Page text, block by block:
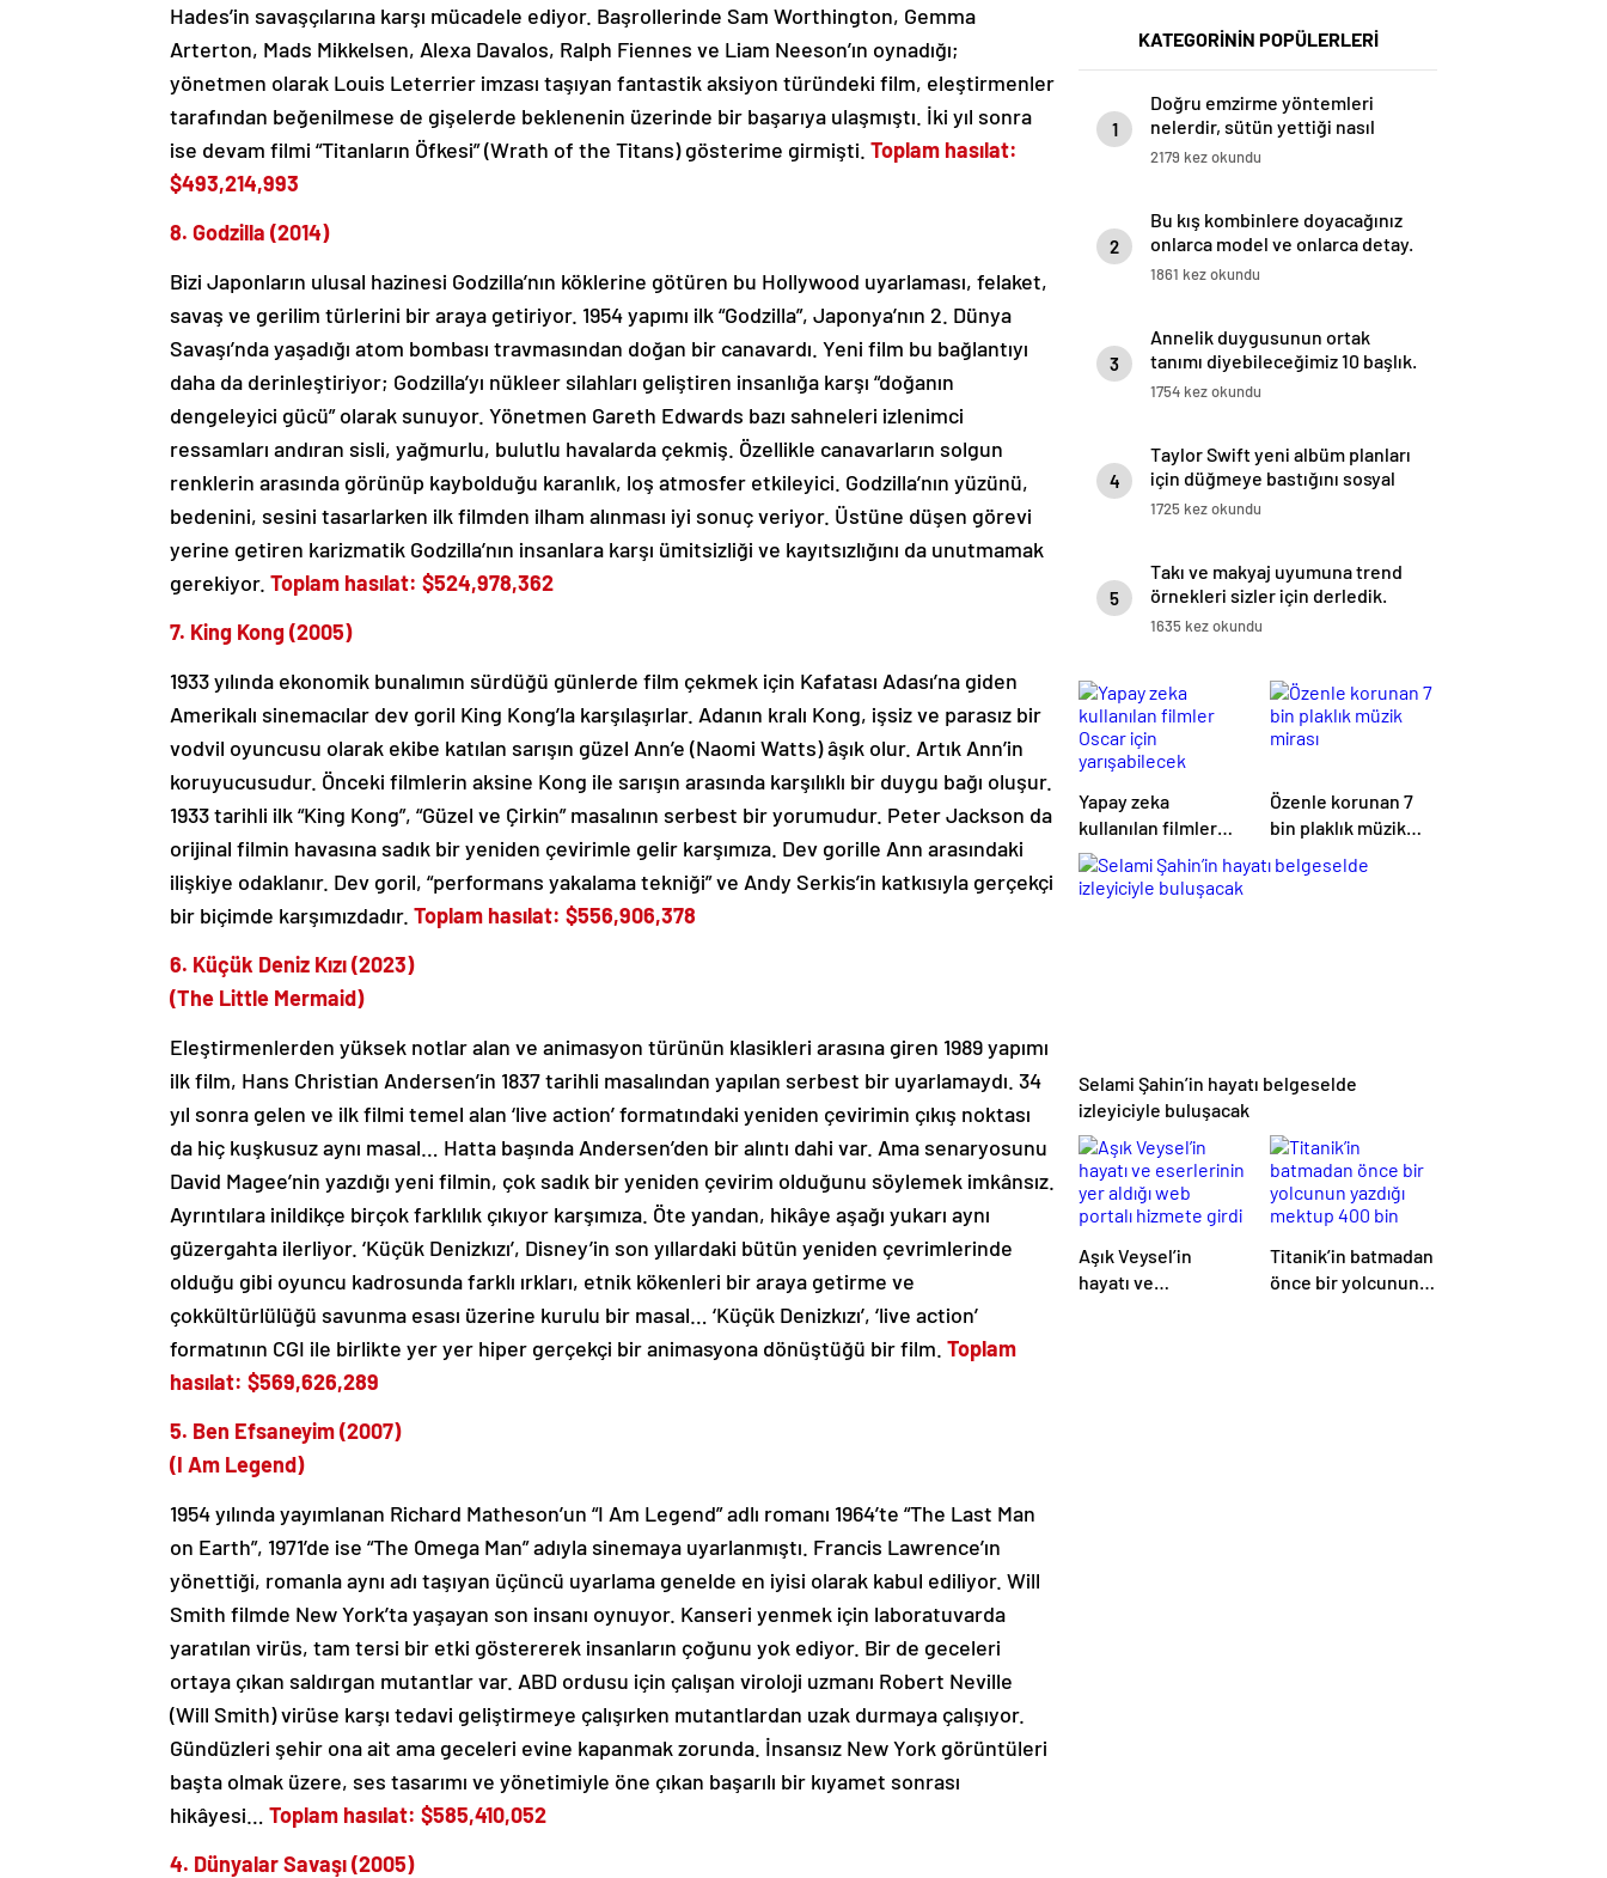
Hades’in savaşçılarına karşı mücadele ediyor. Başrollerinde Sam Worthington, Gemma
Arterton, Mads Mikkelsen, Alexa Davalos, Ralph Fiennes ve Liam Neeson’ın oynadığı;
yönetmen olarak Louis Leterrier imzası taşıyan fantastik aksiyon türündeki film, eleştirmenler
tarafından beğenilmese de gişelerde beklenenin üzerinde bir başarıya ulaşmıştı. İki yıl sonra
ise devam filmi “Titanların Öfkesi” (Wrath of the Titans) gösterime girmişti. Toplam hasılat:
$493,214,993
8. Godzilla (2014)
Bizi Japonların ulusal hazinesi Godzilla’nın köklerine götüren bu Hollywood uyarlaması, felaket,
savaş ve gerilim türlerini bir araya getiriyor. 1954 yapımı ilk “Godzilla”, Japonya’nın 2. Dünya
Savaşı’nda yaşadığı atom bombası travmasından doğan bir canavardı. Yeni film bu bağlantıyı
daha da derinleştiriyor; Godzilla’yı nükleer silahları geliştiren insanlığa karşı “doğanın
dengeleyici gücü” olarak sunuyor. Yönetmen Gareth Edwards bazı sahneleri izlenimci
ressamları andıran sisli, yağmurlu, bulutlu havalarda çekmiş. Özellikle canavarların solgun
renklerin arasında görünüp kaybolduğu karanlık, loş atmosfer etkileyici. Godzilla’nın yüzünü,
bedenini, sesini tasarlarken ilk filmden ilham alınması iyi sonuç veriyor. Üstüne düşen görevi
yerine getiren karizmatik Godzilla’nın insanlara karşı ümitsizliği ve kayıtsızlığını da unutmamak
gerekiyor. Toplam hasılat: $524,978,362
7. King Kong (2005)
1933 yılında ekonomik bunalımın sürdüğü günlerde film çekmek için Kafatası Adası’na giden
Amerikalı sinemacılar dev goril King Kong’la karşılaşırlar. Adanın kralı Kong, işsiz ve parasız bir
vodvil oyuncusu olarak ekibe katılan sarışın güzel Ann’e (Naomi Watts) âşık olur. Artık Ann’in
koruyucusudur. Önceki filmlerin aksine Kong ile sarışın arasında karşılıklı bir duygu bağı oluşur.
1933 tarihli ilk “King Kong”, “Güzel ve Çirkin” masalının serbest bir yorumudur. Peter Jackson da
orijinal filmin havasına sadık bir yeniden çevirimle gelir karşımıza. Dev gorille Ann arasındaki
ilişkiye odaklanır. Dev goril, “performans yakalama tekniği” ve Andy Serkis’in katkısıyla gerçekçi
bir biçimde karşımızdadır. Toplam hasılat: $556,906,378
6. Küçük Deniz Kızı (2023)
(The Little Mermaid)
Eleştirmenlerden yüksek notlar alan ve animasyon türünün klasikleri arasına giren 1989 yapımı
ilk film, Hans Christian Andersen’in 1837 tarihli masalından yapılan serbest bir uyarlamaydı. 34
yıl sonra gelen ve ilk filmi temel alan ‘live action’ formatındaki yeniden çevirimin çıkış noktası
da hiç kuşkusuz aynı masal… Hatta başında Andersen’den bir alıntı dahi var. Ama senaryosunu
David Magee’nin yazdığı yeni filmin, çok sadık bir yeniden çevirim olduğunu söylemek imkânsız.
Ayrıntılara inildikçe birçok farklılık çıkıyor karşımıza. Öte yandan, hikâye aşağı yukarı aynı
güzergahta ilerliyor. ‘Küçük Denizkızı’, Disney’in son yıllardaki bütün yeniden çevrimlerinde
olduğu gibi oyuncu kadrosunda farklı ırkları, etnik kökenleri bir araya getirme ve
çokkültürlülüğü savunma esası üzerine kurulu bir masal… ‘Küçük Denizkızı’, ‘live action’
formatının CGI ile birlikte yer yer hiper gerçekçi bir animasyona dönüştüğü bir film. Toplam
hasılat: $569,626,289
5. Ben Efsaneyim (2007)
(I Am Legend)
1954 yılında yayımlanan Richard Matheson’un “I Am Legend” adlı romanı 1964’te “The Last Man
on Earth”, 1971’de ise “The Omega Man” adıyla sinemaya uyarlanmıştı. Francis Lawrence’ın
yönettiği, romanla aynı adı taşıyan üçüncü uyarlama genelde en iyisi olarak kabul ediliyor. Will
Smith filmde New York’ta yaşayan son insanı oynuyor. Kanseri yenmek için laboratuvarda
yaratılan virüs, tam tersi bir etki göstererek insanların çoğunu yok ediyor. Bir de geceleri
ortaya çıkan saldırgan mutantlar var. ABD ordusu için çalışan viroloji uzmanı Robert Neville
(Will Smith) virüse karşı tedavi geliştirmeye çalışırken mutantlardan uzak durmaya çalışıyor.
Gündüzleri şehir ona ait ama geceleri evine kapanmak zorunda. İnsansız New York görüntüleri
başta olmak üzere, ses tasarımı ve yönetimiyle öne çıkan başarılı bir kıyamet sonrası
hikâyesi… Toplam hasılat: $585,410,052
4. Dünyalar Savaşı (2005)
KATEGORİNİN POPÜLERLERİ
1
Doğru emzirme yöntemleri
nelerdir, sütün yettiği nasıl
anlaşılır?
2179 kez okundu
2
Bu kış kombinlere doyacağınız
onlarca model ve onlarca detay.
1861 kez okundu
3
Annelik duygusunun ortak
tanımı diyebileceğimiz 10 başlık.
1754 kez okundu
4
Taylor Swift yeni albüm planları
için düğmeye bastığını sosyal
medyadan duyurdu!
1725 kez okundu
5
Takı ve makyaj uyumuna trend
örnekleri sizler için derledik.
1635 kez okundu
Yapay zeka
kullanılan filmler
Oscar için
yarışabilecek
Özenle korunan 7
bin plaklık müzik
mirası
Selami Şahin’in hayatı belgeselde
izleyiciyle buluşacak
Aşık Veysel’in
hayatı ve
Titanik’in batmadan
önce bir yolcunun